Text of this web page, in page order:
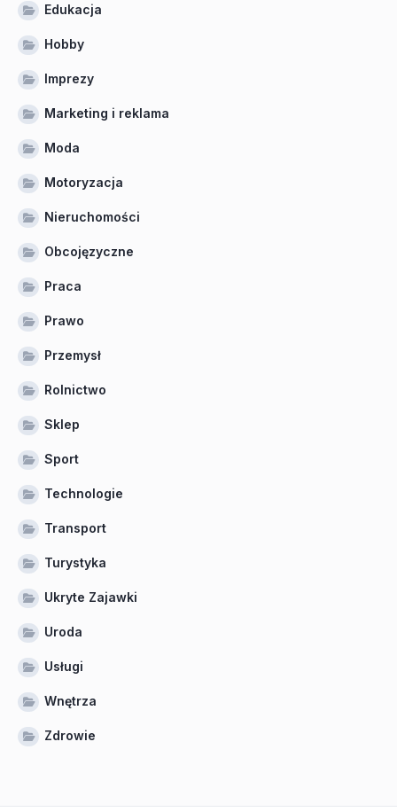
Edukacja
Hobby
Imprezy
Marketing i reklama
Moda
Motoryzacja
Nieruchomości
Obcojęzyczne
Praca
Prawo
Przemysł
Rolnictwo
Sklep
Sport
Technologie
Transport
Turystyka
Ukryte Zajawki
Uroda
Usługi
Wnętrza
Zdrowie